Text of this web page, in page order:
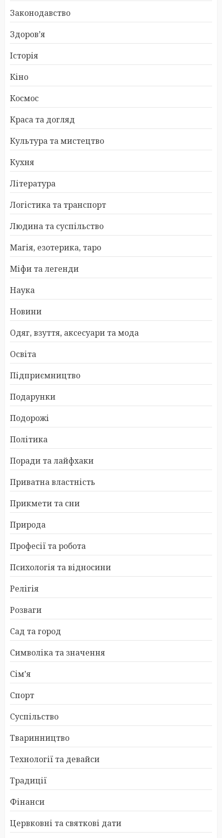
Законодавство
Здоров’я
Історія
Кіно
Космос
Краса та догляд
Культура та мистецтво
Кухня
Література
Логістика та транспорт
Людина та суспільство
Магія, езотерика, таро
Міфи та легенди
Наука
Новини
Одяг, взуття, аксесуари та мода
Освіта
Підприємництво
Подарунки
Подорожі
Політика
Поради та лайфхаки
Приватна властність
Прикмети та сни
Природа
Професії та робота
Психологія та відносини
Релігія
Розваги
Сад та город
Символіка та значення
Сім’я
Спорт
Суспільство
Тваринництво
Технології та девайси
Традиції
Фінанси
Цервковні та святкові дати